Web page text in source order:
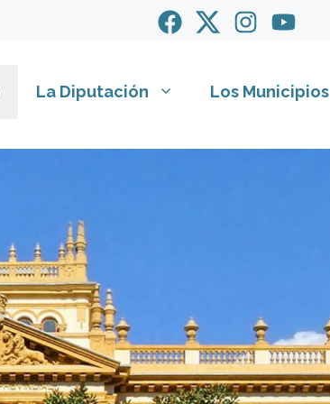
La Diputación Los Municipios